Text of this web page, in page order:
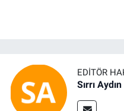
EDITÖR
Sırrı Aydın